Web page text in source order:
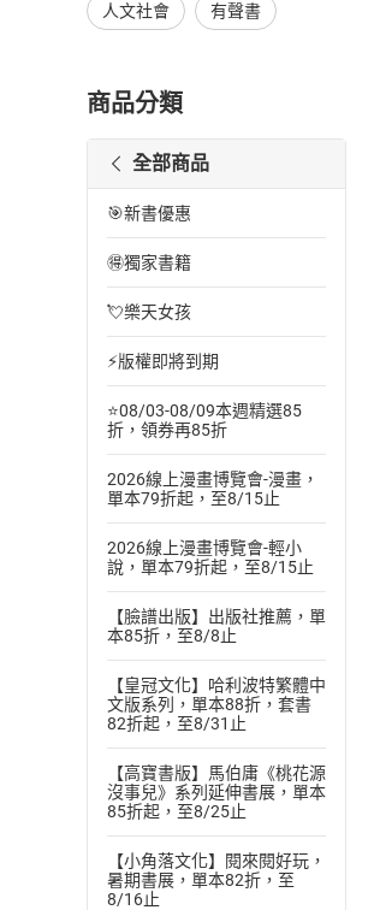
人文社會 有聲書
商品分類
全部商品
🎯新書優惠
🉐獨家書籍
💘樂天女孩
⚡版權即將到期
⭐08/03-08/09本週精選85
折，領券再85折
2026線上漫畫博覽會-漫畫，
單本79折起，至8/15止
2026線上漫畫博覽會-輕小
說，單本79折起，至8/15止
【臉譜出版】出版社推薦，單
本85折，至8/8止
【皇冠文化】哈利波特繁體中
文版系列，單本88折，套書
82折起，至8/31止
【高寶書版】馬伯庸《桃花源
沒事兒》系列延伸書展，單本
85折起，至8/25止
【小角落文化】閱來閱好玩，
暑期書展，單本82折，至
8/16止